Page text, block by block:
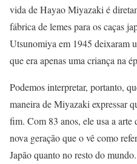
vida de Hayao Miyazaki é
fábrica de lemes para os caças
Utsunomiya em 1945 deixaram
que era apenas uma criança na
Podemos interpretar, portanto,
maneira de Miyazaki expressar
fim. Com 83 anos, ele usa a arte
nova geração que o vê como
Japão quanto no resto do mundo.